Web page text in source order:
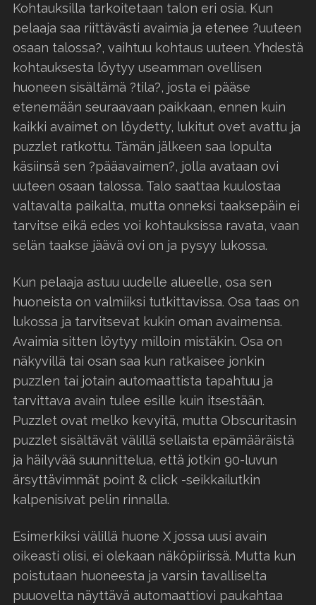
Kohtauksilla tarkoitetaan talon eri osia. Kun
pelaaja saa riittävästi avaimia ja etenee ?uuteen
osaan talossa?, vaihtuu kohtaus uuteen. Yhdestä
kohtauksesta löytyy useamman ovellisen
huoneen sisältämä ?tila?, josta ei pääse
etenemään seuraavaan paikkaan, ennen kuin
kaikki avaimet on löydetty, lukitut ovet avattu ja
puzzlet ratkottu. Tämän jälkeen saa lopulta
käsiinsä sen ?pääavaimen?, jolla avataan ovi
uuteen osaan talossa. Talo saattaa kuulostaa
valtavalta paikalta, mutta onneksi taaksepäin ei
tarvitse eikä edes voi kohtauksissa ravata, vaan
selän taakse jäävä ovi on ja pysyy lukossa.
Kun pelaaja astuu uudelle alueelle, osa sen
huoneista on valmiiksi tutkittavissa. Osa taas on
lukossa ja tarvitsevat kukin oman avaimensa.
Avaimia sitten löytyy milloin mistäkin. Osa on
näkyvillä tai osan saa kun ratkaisee jonkin
puzzlen tai jotain automaattista tapahtuu ja
tarvittava avain tulee esille kuin itsestään.
Puzzlet ovat melko kevyitä, mutta Obscuritasin
puzzlet sisältävät välillä sellaista epämääräistä
ja häilyvää suunnittelua, että jotkin 90-luvun
ärsyttävimmät point & click -seikkailutkin
kalpenisivat pelin rinnalla.
Esimerkiksi välillä huone X jossa uusi avain
oikeasti olisi, ei olekaan näköpiirissä. Mutta kun
poistutaan huoneesta ja varsin tavalliselta
puuovelta näyttävä automaattiovi paukahtaa